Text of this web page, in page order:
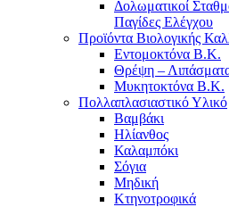
Δολωματικοί
Παγίδες Ελέγχου
Προϊόντα Βιολογικής
Εντομοκτόνα Β.Κ.
Θρέψη –
Μυκητοκτόνα Β.Κ.
Πολλαπλασιαστικό Υλικό
Βαμβάκι
Ηλίανθος
Καλαμπόκι
Σόγια
Μηδική
Κτηνοτροφικά